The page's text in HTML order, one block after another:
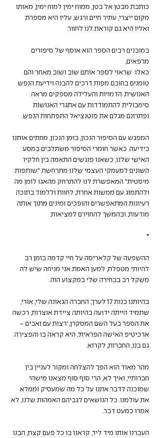
כותבת מבטן אל בטן, ממוח ימין למוח ימין, מאותו
מקום ייצרי, עתיר חיים ורגש, עליו היא מספרת
ואליו היא גם קוראת לנו לחזור.
במובנים רבים הספר הוא אוסף של סיפורים
מרפאים,
כאלו  שראוי לספר אותם שוב ושוב מאחר והם
טומנים בחובם מפות דרכים להבנה וידיעת הנפש
האנושית. הדמויות והעלילה מספקים מראה
סימבולית להתמודדות עם אתגרי האנושות
ופתרונם מגלם את פוטנציאל התפתחות הנפש.
המפגש עם הסיפור הנכון, בזמן הנכון, מחתים אותנו
בידיעה. כאשר חומרי הסיפור משתלבים במסע
האישי שלנו, כשאנו פוגשים התאמה בין חלקיו
השונים למעמקי העצמי שלנו מתרחשת "שותפות
מיסטית" המאפשרת לנו להתרחק מהאגו לזמן מה
ולהתמזג עם ממשות אחרת, לחוות וללמוד בתוכה
רעיונות המתאפשרים והופכים זמינים מתוך אותה
מודעות, ובהמשך להחזירם למציאות.
*
ההשפעה של קלאריסה על חיי קדמה בזמן רב
להיותי מטפלת, למען האמת אני מניחה שיש לה
משקל רב בבחירה שלי במקצוע הזה.
בהיותנו בנות 17 לערך, החברה הגאונה שלי, אורי,
שתמיד הייתה ידועה בהיותה ציידת אוצרות, רכשה
את הספר בעל השם המסקרן, 'רצות עם זאבים -
ארכיטיפ האישה הפראית', היא קראה בו והפצירה
גם בנו, החברות, לקרוא.
מהר מאוד הוא הפך להצלחה ומקור לעניין בין
חברותיי, ואיך לא, הרי סוף סוף מצאנו מישהי
שמוכנה לדבר אתנו על כל מה שמעסיק וממלא
את עולמנו. כל הנושאים לגביהם האמהות שלנו, לא
אמרו כמעט דבר.
העברנו אותו מיד ליד, קראנו בו כל פעם קצת, הבנו